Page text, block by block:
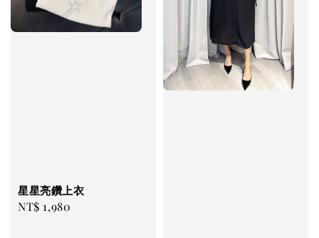
星星亮鑽上衣
Regular
NT$ 1,980